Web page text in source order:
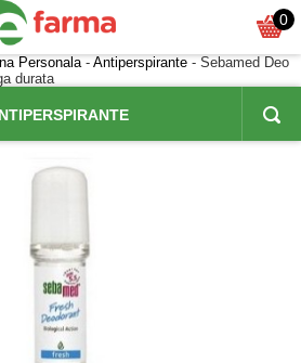
0
Personala- Antiperspirante - Sebamed Deo
durata